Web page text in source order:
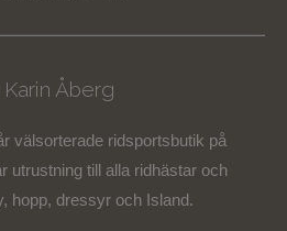
Karin Åberg
välsorterade ridsportsbutik på
utrustning till alla ridhästar och
hopp, dressyr och Island.